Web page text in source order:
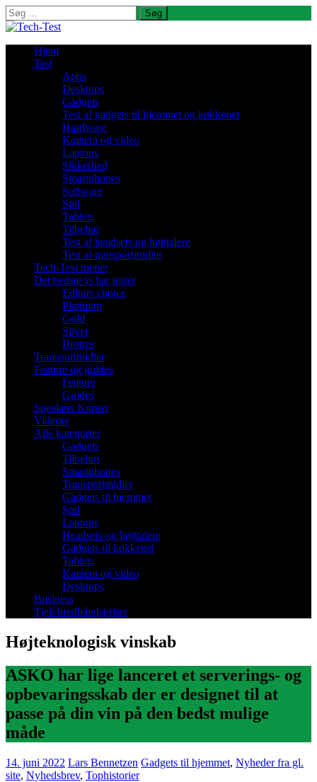
Søg
efter:
Hjem
Test
Apps
Desktops
Gadgets
Test af gadgets til hjemmet og køkkenet
Hardware
Kamera og video
Laptops
Sikkerhed
Smartphones
Software
Spil
Tablets
Tilbehør
Test af headsets og højttalere
Test af transportmidler
Tech-Test mener
Det bedste vi har testet
Editors choice
Platinum
Gold
Silver
Bronze
Transportmidler
Feature og guides
Feature
Guides
Speakers Korner
Videoer
Alle kategorier
Gadgets
Tilbehør
Smartphones
Transportmidler
Gadgets til hjemmet
Spil
Laptops
Headsets og højttalere
Gadgets til køkkenet
Tablets
Kamera og video
Desktops
Business
Tjek bredbåndspriser
Højteknologisk vinskab
ASKO har lige lanceret et serverings- og
opbevaringsskab der er designet til at
passe på din vin på den bedst mulige
måde
14. juni 2022 Lars Bennetzen Gadgets til hjemmet, Nyheder fra gl.
site, Nyhedsbrev, Tophistorier